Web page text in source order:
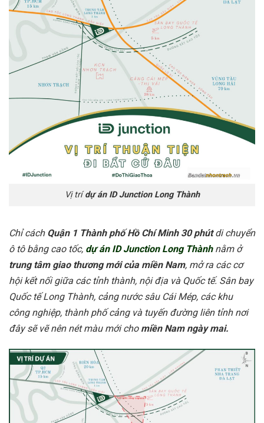
Vị trídự án ID Junction Long Thành
Chỉ cách Quận 1 Thành phố Hồ Chí Minh 30 phútdi chuyển
ô tô bằng cao tốc, dự án ID Junction Long Thànhnằm ở
trung tâm giao thương mới của miền Nam, mở ra các cơ
hội kết nối giữa các tỉnh thành, nội địa và Quốc tế. Sân bay
Quốc tế Long Thành, cảng nước sâu Cái Mép, các khu
công nghiệp, thành phố cảng và tuyến đường liên tỉnh nơi
đây sẽ vẽ nên nét màu mới cho miền Nam ngày mai.